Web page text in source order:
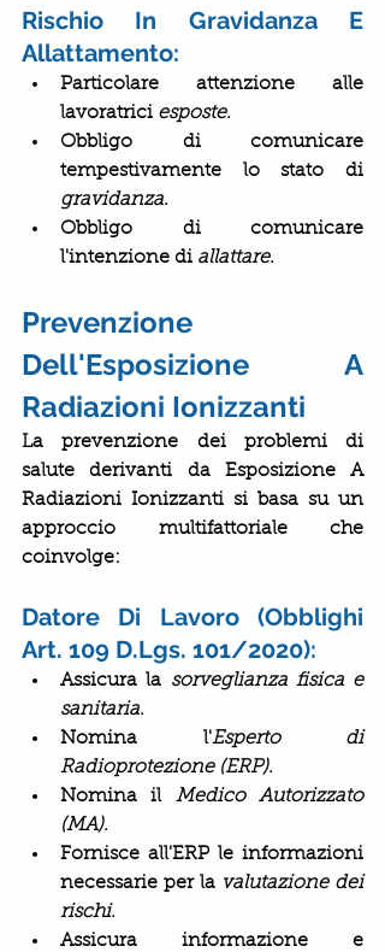
Rischio In Gravidanza E
Allattamento:
Particolare attenzione alle
lavoratrici esposte.
Obbligo di comunicare
gravidanza.
Obbligo di comunicare
l'intenzione di allattare.
Prevenzione
Dell'Esposizione A
Radiazioni Ionizzanti
La prevenzione dei problemi di
salute derivanti da Esposizione A
Radiazioni Ionizzanti si basa su un
approccio multifattoriale che
coinvolge:
Datore Di Lavoro (Obblighi
Art. 109 D.Lgs. 101/2020):
Assicura la sorveglianza fisica e
sanitaria.
Nomina l'Esperto di
Radioprotezione (ERP).
Nomina il Medico Autorizzato
(MA).
Fornisce all'ERP le informazioni
necessarie per la valutazione dei
rischi.
Assicura informazione e